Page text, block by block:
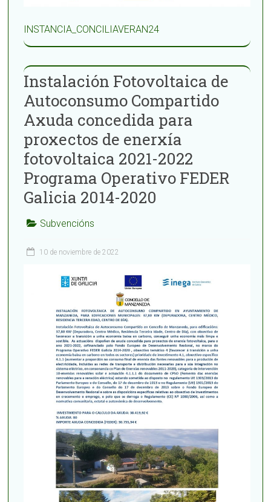
INSTANCIA_CONCILIAVERAN24
Instalación Fotovoltaica de
Autoconsumo Compartido
Axuda concedida para
proxectos de enerxía
fotovoltaica 2021-2022
Programa Operativo FEDER
Galicia 2014-2020
Subvencións
10 de noviembre de 2022